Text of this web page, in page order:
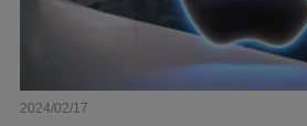
2024/02/17